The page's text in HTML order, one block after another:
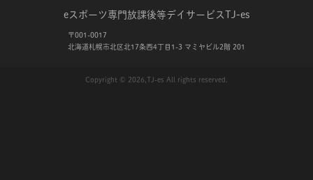
eスポーツ専門放課後等デイサービス TJ-es
〒001-0017
北海道札幌市北区北17条西4丁目1-3 マミヤビル2階 201
Copyright © 2026,TJ-es All rights reserved.